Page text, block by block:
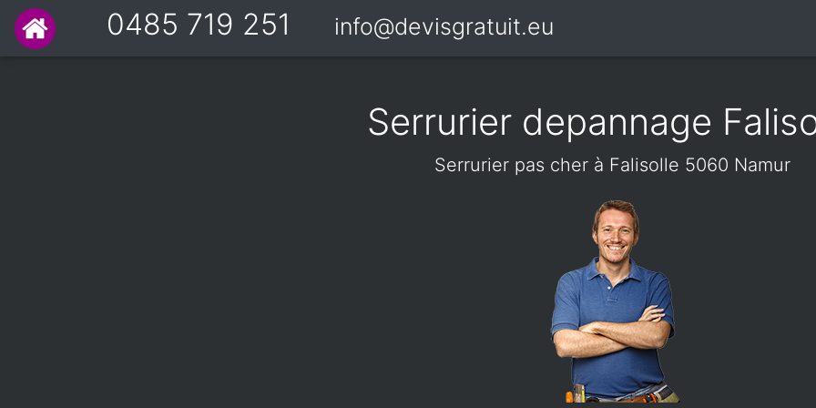
0485 719 251 info@devisgratuit.eu
Serrurier depannage
Serrurier pas cher à Falisolle 5060 Namur